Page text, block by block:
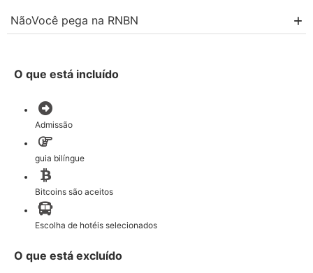
NãoVocê pega na RNBN
O que está incluído
Admissão
guia bilíngue
Bitcoins são aceitos
Escolha de hotéis selecionados
O que está excluído